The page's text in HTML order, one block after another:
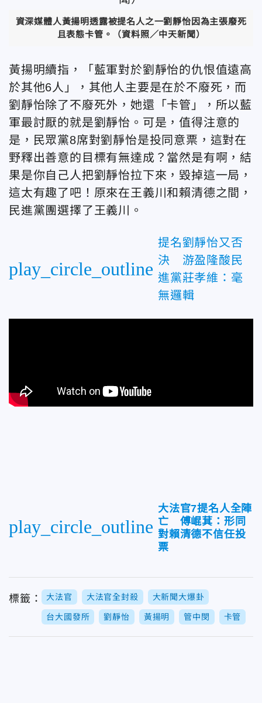
資深媒體人黃揚明透露被提名人之一劉靜怡因為主張廢死
且表態卡管。（資料照／中天新聞）
黃揚明續指，「藍軍對於劉靜怡的仇恨值遠高
於其他6人」，其他人主要是在於不廢死，而
劉靜怡除了不廢死外，她還「卡管」，所以藍
軍最討厭的就是劉靜怡。可是，值得注意的
是，民眾黨8席對劉靜怡是投同意票，這對在
野釋出善意的目標有無達成？當然是有啊，結
果是你自己人把劉靜怡拉下來，毀掉這一局，
這太有趣了吧！原來在王義川和賴清德之間，
民進黨團選擇了王義川。
play_circle_outline
提名劉靜怡又否
決 游盈隆酸民
進黨莊孝維：毫
無邏輯
play_circle_outline
大法官7提名人全陣
亡 傅崐萁：形同
對賴清德不信任投
票
標籤： 大法官 大法官全封殺 大新聞大爆卦
台大國發所 劉靜怡 黃揚明 管中閔 卡管